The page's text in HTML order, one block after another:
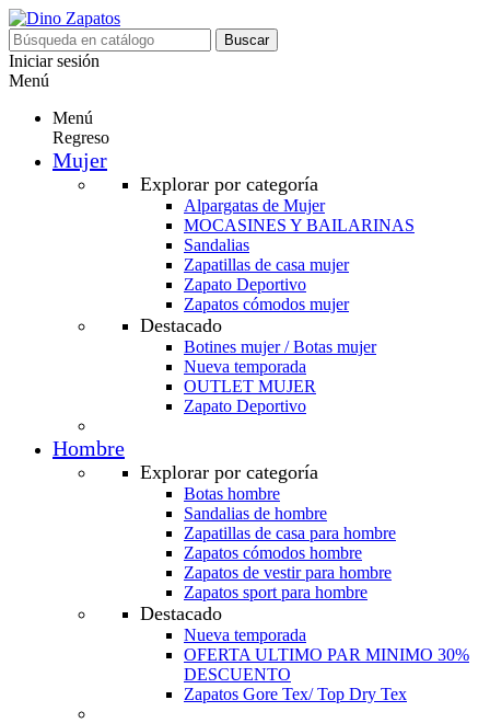
Buscar
Iniciar sesión
Menú
Menú
Regreso
Mujer
Explorar por categoría
Alpargatas de Mujer
MOCASINES Y BAILARINAS
Sandalias
Zapatillas de casa mujer
Zapato Deportivo
Zapatos cómodos mujer
Destacado
Botines mujer / Botas mujer
Nueva temporada
OUTLET MUJER
Zapato Deportivo
Hombre
Explorar por categoría
Botas hombre
Sandalias de hombre
Zapatillas de casa para hombre
Zapatos cómodos hombre
Zapatos de vestir para hombre
Zapatos sport para hombre
Destacado
Nueva temporada
OFERTA ULTIMO PAR MINIMO 30%
DESCUENTO
Zapatos Gore Tex/ Top Dry Tex